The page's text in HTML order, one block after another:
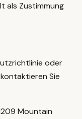
als Zustimmung
oder
Sie
Mountain